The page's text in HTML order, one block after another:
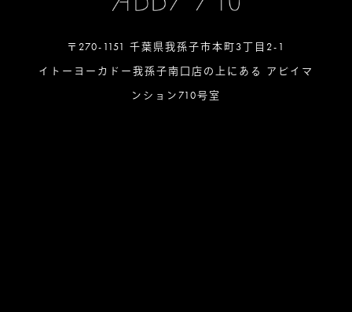
〒270-1151 千葉県我孫子市本町3丁目2-1
イトーヨーカドー我孫子南口店の上にある アビイマ
ンション710号室